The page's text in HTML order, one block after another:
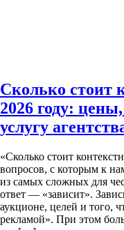
Сколько стоит
2026 году:
услугу
«Сколько стоит
вопросов, с которым к
из самых сложных для
ответ — «зависит».
аукционе, целей и того,
рекламой». При этом